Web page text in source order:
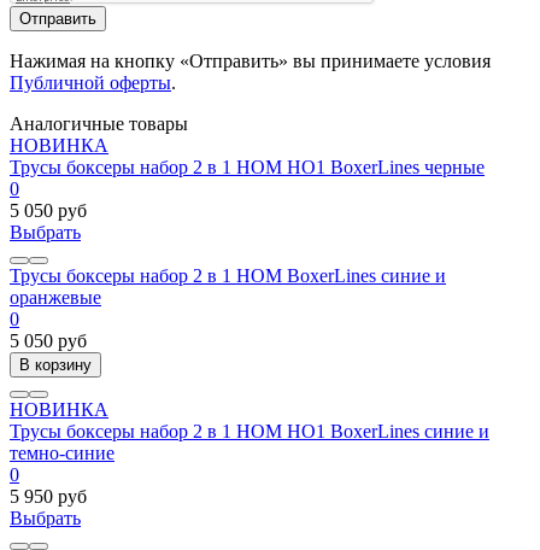
Отправить
Нажимая на кнопку «Отправить» вы принимаете условия
Публичной оферты.
Аналогичные товары
НОВИНКА
Трусы боксеры набор 2 в 1 HOM HO1 BoxerLines черные
0
5 050 руб
Выбрать
Трусы боксеры набор 2 в 1 HOM BoxerLines синие и
оранжевые
0
5 050 руб
В корзину
НОВИНКА
Трусы боксеры набор 2 в 1 HOM HO1 BoxerLines синие и
темно-синие
0
5 950 руб
Выбрать